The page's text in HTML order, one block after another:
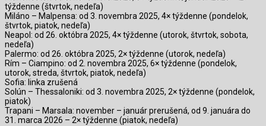
týždenne (štvrtok, nedeľa)
Miláno – Malpensa: od 3. novembra 2025, 4× týždenne (pondelok,
štvrtok, piatok, nedeľa)
Neapol: od 26. októbra 2025, 4× týždenne (utorok, štvrtok, sobota,
nedeľa)
Palermo: od 26. októbra 2025, 2× týždenne (utorok, nedeľa)
Rím – Ciampino: od 2. novembra 2025, 6× týždenne (pondelok,
utorok, streda, štvrtok, piatok, nedeľa)
Sofia: linka zrušená
Solún – Thessaloniki: od 3. novembra 2025, 2× týždenne (pondelok,
piatok)
Trapani – Marsala: november – január prerušená, od 9. januára do
31. marca 2026 – 2× týždenne (piatok, nedeľa)